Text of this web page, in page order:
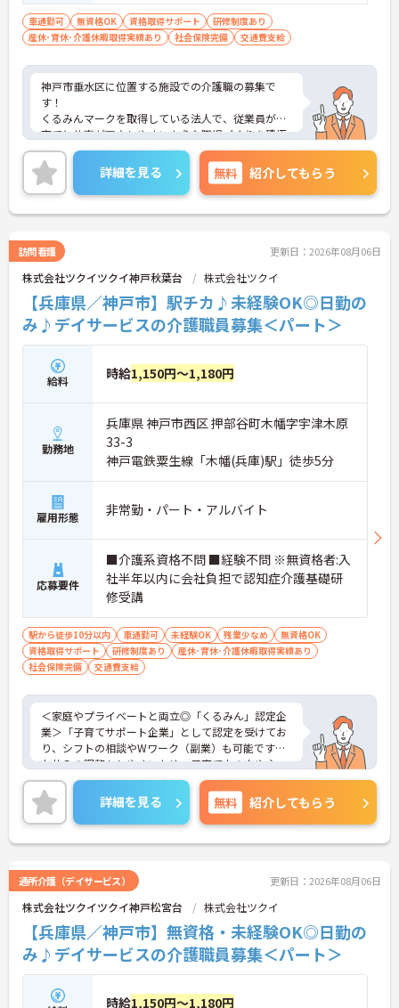
車通勤可 無資格OK 資格取得サポート
研修制度あり
産休･育休･介護休暇取得実績あり
社会保険完備 交通費支給
神戸市垂水区に位置する施設での介護職の募集で
す！
くるみんマークを取得している法人で、従業員が子
育てと仕事が両立しやすいような職場づくりを積極
的に行っています。
ご興味ある方には、面接対策ポイントなど、さらに
詳細をお話しいたしますのでお気軽にご相談くださ
い！
詳細を見る 無料 紹介してもらう
訪問看護 更新日：2026年08月06日
株式会社ツクイツクイ神戸秋葉台 株式会社ツクイ
【兵庫県／神戸市】駅チカ♪未経験OK◎日勤の
み♪デイサービスの介護職員募集＜パート＞
給料 時給1,150円～1,180円
勤務地
兵庫県 神戸市西区 押部谷町木幡字宇津木原
33-3
神戸電鉄粟生線「木幡(兵庫)駅」徒歩5分
雇用形態 非常勤・パート・アルバイト
応募要件
■介護系資格不問 ■経験不問 ※無資格者:入
社半年以内に会社負担で認知症介護基礎研
修受講
駅から徒歩10分以内 車通勤可 未経験OK 残業少なめ
無資格OK
資格取得サポート
研修制度あり
産休･育休･介護休暇取得実績あり
社会保険完備
交通費支給
＜家庭やプライベートと両立◎「くるみん」認定企
業＞「子育てサポート企業」として認定を受けてお
り、シフトの相談やWワーク（副業）も可能です。
お休みの調整もしやすいため、子育て中の方や主
婦・主夫の方も無理なく活躍しています。夜勤がな
く、日勤中心のデイサービスなので生活リズムも整
えやすく、プライベートな時間もしっかり確保でき
る働きやすい職場です。
＜ありがとう」が嬉しい！工夫とアイデアが活きる
ョンの企画や実施も大切なお仕事です。「どんな工
夫をしたら喜んでいただけるか」をスタッフみんな
で考え、アイデアを形にしていきます。お客様から
直接「ありがとう」と感謝の言葉をいただけたり、
信頼関係が深まっていく喜びを感じられるのが大き
なやりがいです。介護度が比較的高くないため、身
体への負担が少なめなのも特徴です。
詳細を見る 無料 紹介してもらう
通所介護（デイサービス） 更新日：2026年08月06日
株式会社ツクイツクイ神戸松宮台 株式会社ツクイ
【兵庫県／神戸市】無資格・未経験OK◎日勤の
み♪デイサービスの介護職員募集＜パート＞
時給1,150円～1,180円